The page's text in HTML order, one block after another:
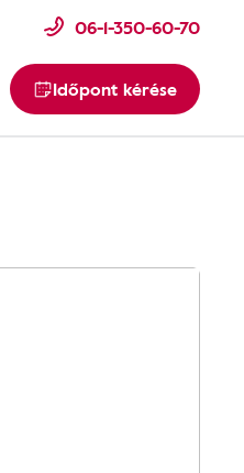
06-1-350-60-70
Időpont kérése